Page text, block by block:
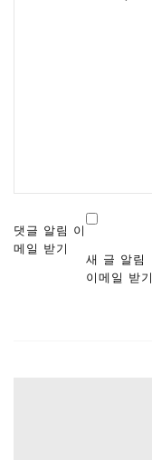
댓글 알림 이
메일 받기
새 글 알림
이메일 받기